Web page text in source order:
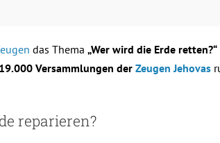
das Thema „Wer wird die Erde retten?“
Versammlungen der Zeugen Jehovas
reparieren?